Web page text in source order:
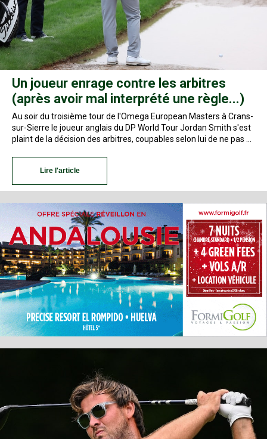
Un joueur enrage contre les arbitres
(après avoir mal interprété une règle...)
Au soir du troisième tour de l'Omega European Masters à Crans-
sur-Sierre le joueur anglais du DP World Tour Jordan Smith s'est
plaint de la décision des arbitres, coupables selon lui de ne pas …
Lire l'article